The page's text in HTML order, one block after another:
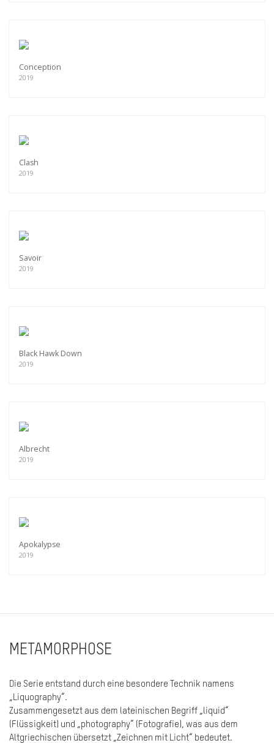
Conception
2019
Clash
2019
Savoir
2019
Black Hawk Down
2019
Albrecht
2019
Apokalypse
2019
METAMORPHOSE
Die Serie entstand durch eine besondere Technik namens
„Liquography“.
Zusammengesetzt aus dem lateinischen Begriff „liquid“
(Flüssigkeit) und „photography“ (Fotografie), was aus dem
Altgriechischen übersetzt „Zeichnen mit Licht“ bedeutet.